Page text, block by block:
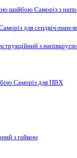
шайбою Саморіз з
для сендвіч-
з
Саморіз для ПВХ
з гайкою